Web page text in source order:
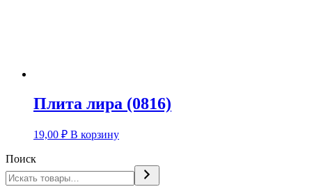
Плита лира (0816)
19,00 ₽ В корзину
Поиск